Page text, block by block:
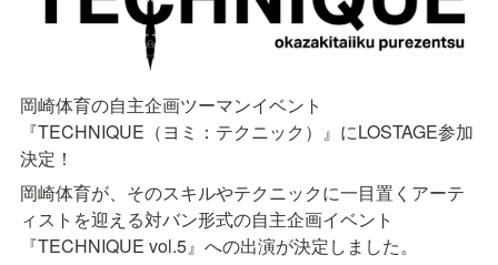
岡崎体育の自主企画ツーマンイベント
『TECHNIQUE（ヨミ：テクニック）』にLOSTAGE参加
決定！
岡崎体育が、 そのスキルやテクニックに一目置くアーテ
ィストを迎える対バン形式の自主企画イベント
『TECHNIQUE vol.5』への出演が決定しました。